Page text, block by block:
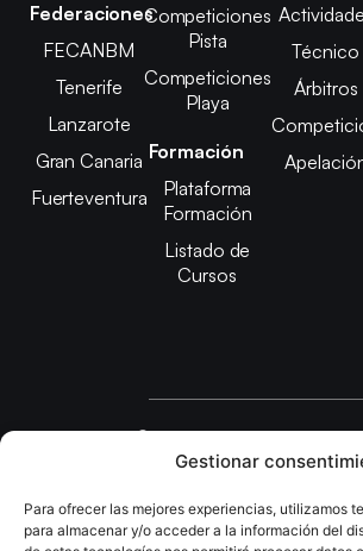
Gestionar
Para ofrecer las mejores experiencias, utilizamos
para almacenar y/o acceder a la información del
Federaciones
FECANBM
Tenerife
Lanzarote
Gran Canaria
Fuerteventura
Competiciones
Pista
Competiciones
Playa
Formación
Plataforma
Formación
Listado de
Cursos
Técnico
Árbitros
Copyright © 2025 Federación Canaria
Desarrollado por
Aviso Legal Política de CookiesPolítica